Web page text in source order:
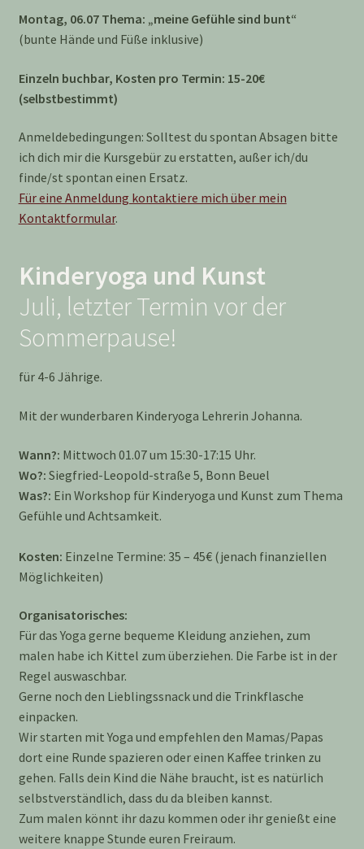
Montag, 06.07 Thema: „meine Gefühle sind bunt“
(bunte Hände und Füße inklusive)
Einzeln buchbar, Kosten pro Termin: 15-20€
(selbstbestimmt)
Anmeldebedingungen: Solltest du spontan Absagen bitte
ich dich mir die Kursgebür zu erstatten, außer ich/du
finde/st spontan einen Ersatz.
Für eine Anmeldung kontaktiere mich über mein
Kontaktformular.
Kinderyoga und Kunst
Juli, letzter Termin vor der
Sommerpause!
für 4-6 Jährige.
Mit der wunderbaren Kinderyoga Lehrerin Johanna.
Wann?: Mittwoch 01.07 um 15:30-17:15 Uhr.
Wo?: Siegfried-Leopold-straße 5, Bonn Beuel
Was?: Ein Workshop für Kinderyoga und Kunst zum Thema
Gefühle und Achtsamkeit.
Kosten: Einzelne Termine: 35 – 45€ (jenach finanziellen
Möglichkeiten)
Organisatorisches:
Für das Yoga gerne bequeme Kleidung anziehen, zum
malen habe ich Kittel zum überziehen. Die Farbe ist in der
Regel auswaschbar.
Gerne noch den Lieblingssnack und die Trinkflasche
einpacken.
Wir starten mit Yoga und empfehlen den Mamas/Papas
dort eine Runde spazieren oder einen Kaffee trinken zu
gehen. Falls dein Kind die Nähe braucht, ist es natürlich
selbstverständlich, dass du da bleiben kannst.
Zum malen könnt ihr dazu kommen oder ihr genießt eine
weitere knappe Stunde euren Freiraum.